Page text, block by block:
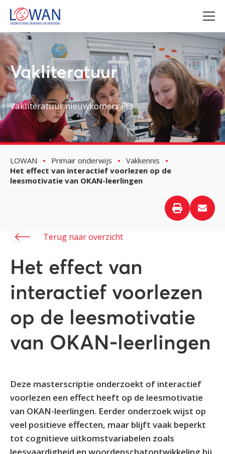
Vakliteratuur
Vakliteratuur nieuwkomers PO
LOWAN Primair onderwijs
Vakkennis
Het effect van interactief voorlezen op de
leesmotivatie van OKAN-leerlingen
Terug naar overzicht
Het effect van
interactief voorlezen
op de leesmotivatie
van OKAN-leerlingen
Deze masterscriptie onderzoekt of interactief
voorlezen een effect heeft op de leesmotivatie
van OKAN-leerlingen. Eerder onderzoek wijst op
veel positieve effecten, maar blijft vaak beperkt
tot cognitieve uitkomstvariabelen zoals
leesvaardigheid en woordenschatontwikkeling bij